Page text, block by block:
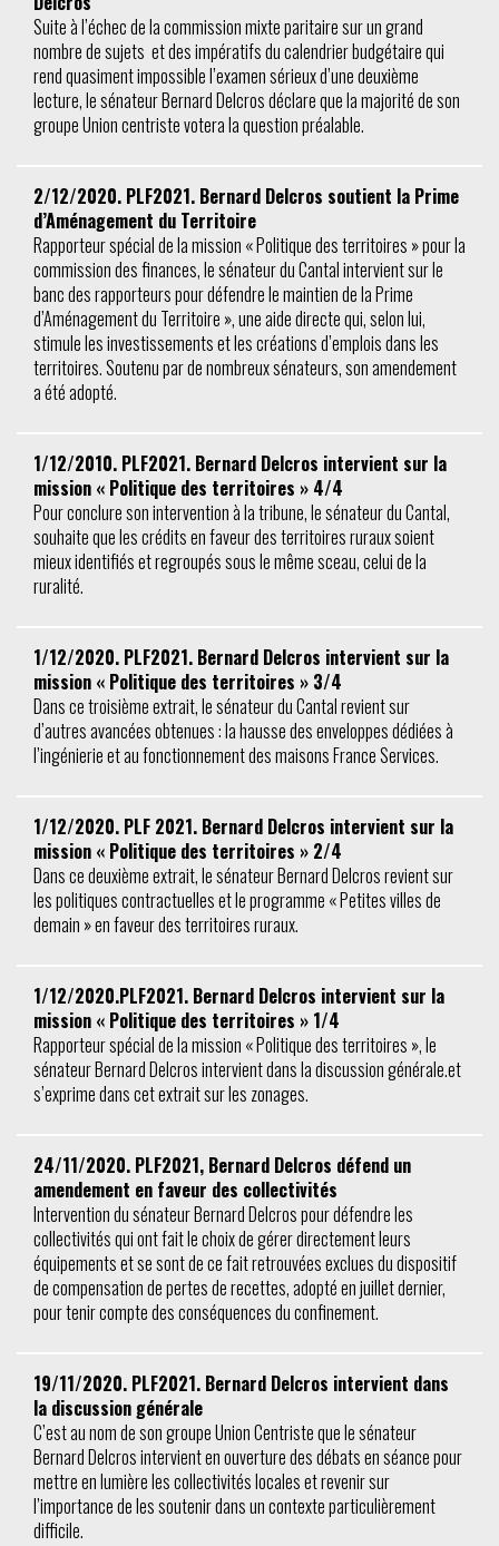
Suite à l’échec de la commission mixte paritaire sur un grand
nombre de sujets et des impératifs du calendrier budgétaire qui
rend quasiment impossible l’examen sérieux d’une deuxième
lecture, le sénateur Bernard Delcros déclare que la majorité de son
groupe Union centriste votera la question préalable.
2/12/2020. PLF2021. Bernard Delcros soutient la Prime
d’Aménagement du Territoire
Rapporteur spécial de la mission « Politique des territoires » pour la
commission des finances, le sénateur du Cantal intervient sur le
banc des rapporteurs pour défendre le maintien de la Prime
d’Aménagement du Territoire », une aide directe qui, selon lui,
stimule les investissements et les créations d’emplois dans les
territoires. Soutenu par de nombreux sénateurs, son amendement
a été adopté.
1/12/2010. PLF2021. Bernard Delcros intervient sur la
mission « Politique des territoires » 4/4
Pour conclure son intervention à la tribune, le sénateur du Cantal,
souhaite que les crédits en faveur des territoires ruraux soient
mieux identifiés et regroupés sous le même sceau, celui de la
ruralité.
1/12/2020. PLF2021. Bernard Delcros intervient sur la
mission « Politique des territoires » 3/4
Dans ce troisième extrait, le sénateur du Cantal revient sur
d’autres avancées obtenues : la hausse des enveloppes dédiées à
l’ingénierie et au fonctionnement des maisons France Services.
1/12/2020. PLF 2021. Bernard Delcros intervient sur la
mission « Politique des territoires » 2/4
Dans ce deuxième extrait, le sénateur Bernard Delcros revient sur
les politiques contractuelles et le programme « Petites villes de
demain » en faveur des territoires ruraux.
1/12/2020.PLF2021. Bernard Delcros intervient sur la
mission « Politique des territoires » 1/4
Rapporteur spécial de la mission « Politique des territoires », le
sénateur Bernard Delcros intervient dans la discussion générale.et
s’exprime dans cet extrait sur les zonages.
24/11/2020. PLF2021, Bernard Delcros défend un
amendement en faveur des collectivités
Intervention du sénateur Bernard Delcros pour défendre les
collectivités qui ont fait le choix de gérer directement leurs
équipements et se sont de ce fait retrouvées exclues du dispositif
de compensation de pertes de recettes, adopté en juillet dernier,
pour tenir compte des conséquences du confinement.
19/11/2020. PLF2021. Bernard Delcros intervient dans
la discussion générale
C’est au nom de son groupe Union Centriste que le sénateur
Bernard Delcros intervient en ouverture des débats en séance pour
mettre en lumière les collectivités locales et revenir sur
l’importance de les soutenir dans un contexte particulièrement
difficile.